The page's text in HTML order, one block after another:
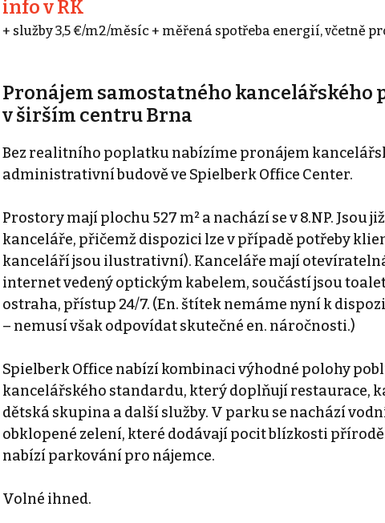
info v RK
+ služby 3,5 €/m2/měsíc + měřená spotřeba energií, včetně
Pronájem samostatného kancelářského
v širším centru Brna
Bez realitního poplatku nabízíme pronájem
administrativní budově ve Spielberk Office Center.
Prostory mají plochu 527 m² a nachází se v 8.NP. Jsou
kanceláře, přičemž dispozici lze v případě potřeby
kanceláří jsou ilustrativní). Kanceláře mají
internet vedený optickým kabelem, součástí jsou
ostraha, přístup 24/7. (En. štítek nemáme nyní k
– nemusí však odpovídat skutečné en. náročnosti.)
Spielberk Office nabízí kombinaci výhodné polohy
kancelářského standardu, který doplňují restaurace,
dětská skupina a další služby. V parku se nachází
obklopené zelení, které dodávají pocit blízkosti
nabízí parkování pro nájemce.
Volné ihned.